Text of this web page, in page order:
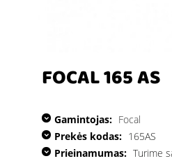
FOCAL 165 AS
Gamintojas: Focal
Prekės kodas: 165AS
Prieinamumas: Turime